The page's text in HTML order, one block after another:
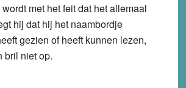
met het feit dat het allemaal
hij dat hij het naambordje
gezien of heeft kunnen lezen,
bril niet op.